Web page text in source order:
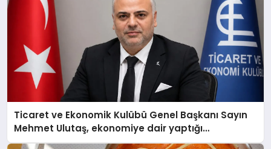
Ticaret ve Ekonomik Kulübü Genel Başkanı Sayın
Mehmet Ulutaş, ekonomiye dair yaptığı
açıklamada şunları kaydetti: